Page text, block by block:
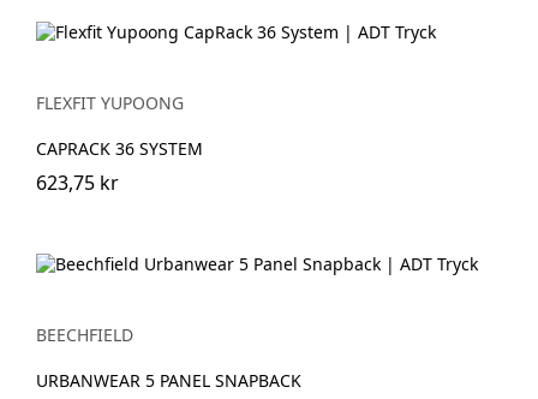
FLEXFIT YUPOONG
CAPRACK 36 SYSTEM
623,75 kr
BEECHFIELD
URBANWEAR 5 PANEL SNAPBACK